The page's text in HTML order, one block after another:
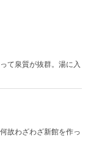
て泉質が抜群。湯に入
故わざわざ新館を作っ